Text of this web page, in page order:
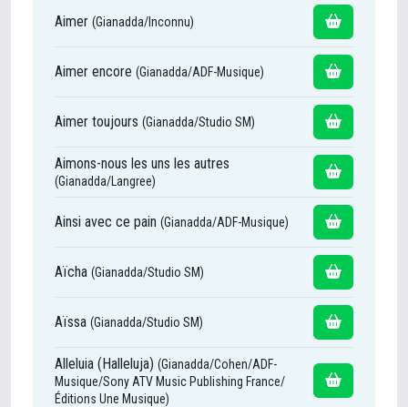
Aimer (Gianadda/Inconnu)
Aimer encore (Gianadda/ADF-Musique)
Aimer toujours (Gianadda/Studio SM)
Aimons-nous les uns les autres
(Gianadda/Langree)
Ainsi avec ce pain (Gianadda/ADF-Musique)
Aïcha (Gianadda/Studio SM)
Aïssa (Gianadda/Studio SM)
Alleluia (Halleluja) (Gianadda/Cohen/ADF-
Musique/Sony ATV Music Publishing France/
Éditions Une Musique)